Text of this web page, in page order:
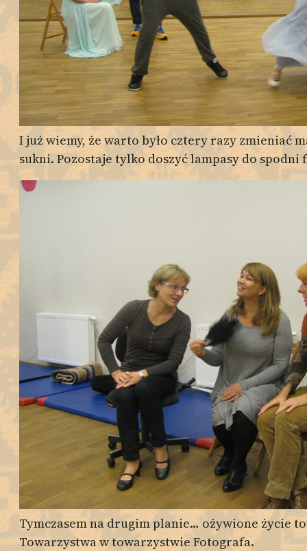
I już wiemy, że warto było cztery razy zmieniać
sukni. Pozostaje tylko doszyć lampasy do
Tymczasem na drugim planie… ożywione życie
Towarzystwa w towarzystwie Fotografa.